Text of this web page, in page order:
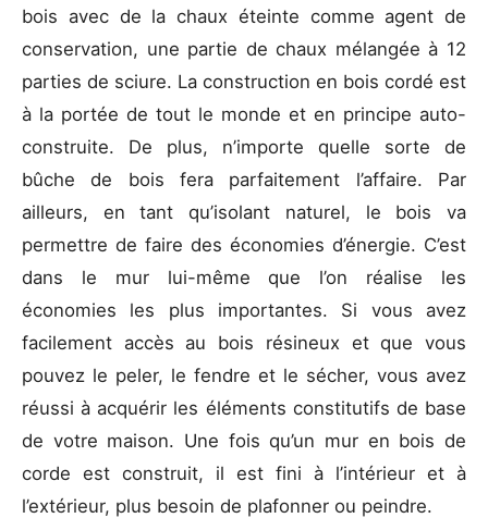
bois avec de la chaux éteinte comme agent de
conservation, une partie de chaux mélangée à 12
parties de sciure. La construction en bois cordé est
à la portée de tout le monde et en principe auto-
construite. De plus, n’importe quelle sorte de
bûche de bois fera parfaitement l’affaire. Par
ailleurs, en tant qu’isolant naturel, le bois va
permettre de faire des économies d’énergie. C’est
dans le mur lui-même que l’on réalise les
économies les plus importantes. Si vous avez
facilement accès au bois résineux et que vous
pouvez le peler, le fendre et le sécher, vous avez
réussi à acquérir les éléments constitutifs de base
de votre maison. Une fois qu’un mur en bois de
corde est construit, il est fini à l’intérieur et à
l’extérieur, plus besoin de plafonner ou peindre.